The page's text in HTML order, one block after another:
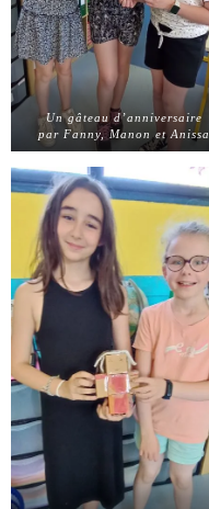
Un gâteau d’anniversaire
par Fanny, Manon et Anissa